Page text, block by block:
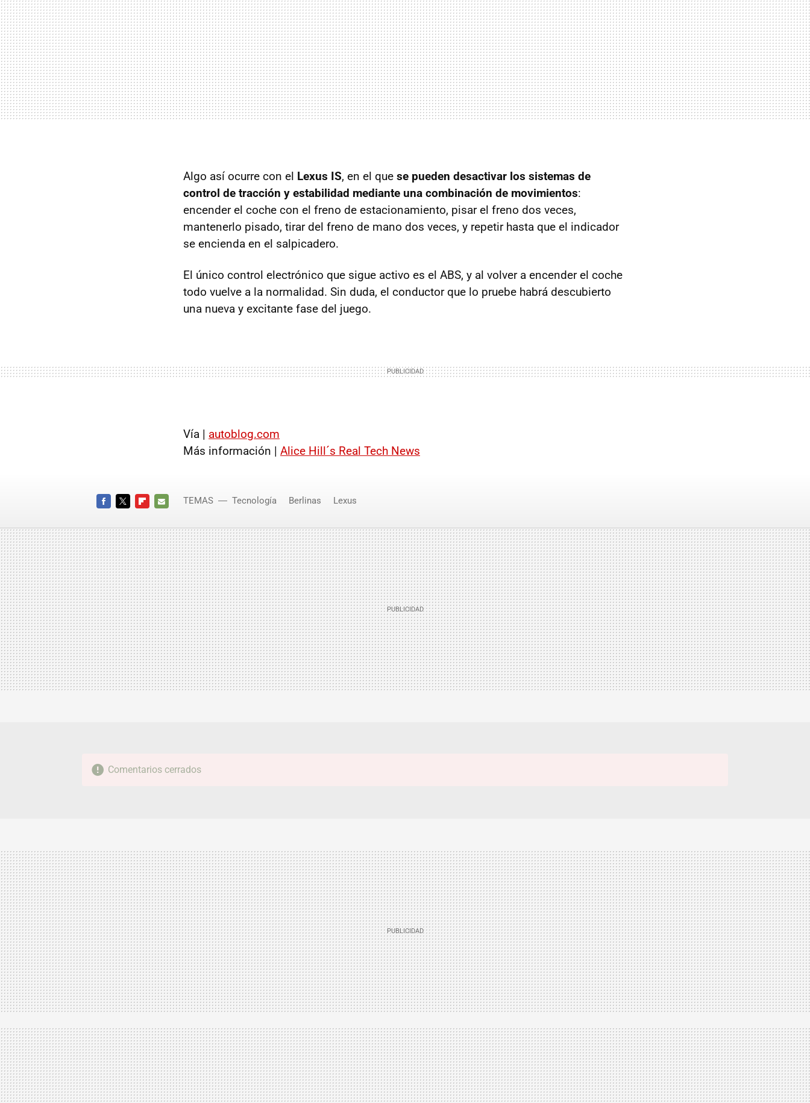
Algo así ocurre con el Lexus IS, en el que se pueden desactivar los sistemas de
control de tracción y estabilidad mediante una combinación de movimientos:
encender el coche con el freno de estacionamiento, pisar el freno dos veces,
mantenerlo pisado, tirar del freno de mano dos veces, y repetir hasta que el indicador
se encienda en el salpicadero.
El único control electrónico que sigue activo es el ABS, y al volver a encender el coche
todo vuelve a la normalidad. Sin duda, el conductor que lo pruebe habrá descubierto
una nueva y excitante fase del juego.
Vía | autoblog.com
Más información | Alice Hill´s Real Tech News
MAIL
TEMAS Tecnología Berlinas Lexus
Comentarios cerrados